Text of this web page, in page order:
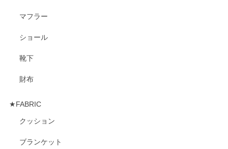
マフラー
ショール
靴下
財布
★FABRIC
クッション
ブランケット